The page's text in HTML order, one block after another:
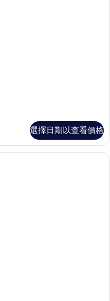
選擇日期以查看價格